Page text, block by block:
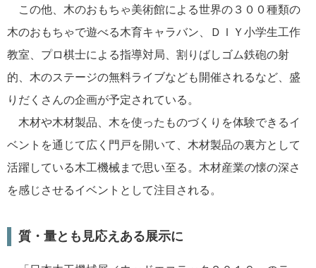
この他、木のおもちゃ美術館による世界の３００種類の
木のおもちゃで遊べる木育キャラバン、ＤＩＹ小学生工作
教室、プロ棋士による指導対局、割りばしゴム鉄砲の射
的、木のステージの無料ライブなども開催されるなど、盛
りだくさんの企画が予定されている。
木材や木材製品、木を使ったものづくりを体験できるイ
ベントを通じて広く門戸を開いて、木材製品の裏方として
活躍している木工機械まで思い至る。木材産業の懐の深さ
を感じさせるイベントとして注目される。
質・量とも見応えある展示に